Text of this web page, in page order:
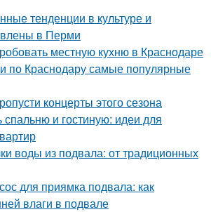
тенденции в культуре и
в Перми
местную кухню в Краснодаре
по Краснодару самые популярные
концерты этого сезона
спальню и гостиную: идеи для
воды из подвала: от традиционных
для приямка подвала: как
влаги в подвале